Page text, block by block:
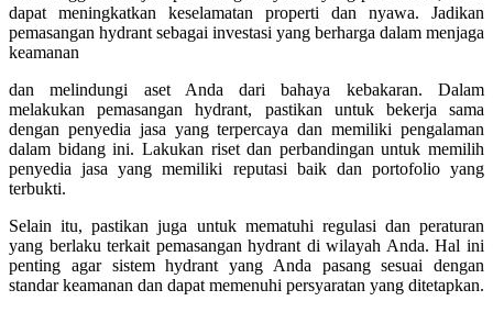
dapat meningkatkan keselamatan properti dan nyawa. Jadikan
pemasangan hydrant sebagai investasi yang berharga dalam menjaga
keamanan
dan melindungi aset Anda dari bahaya kebakaran. Dalam
melakukan pemasangan hydrant, pastikan untuk bekerja sama
dengan penyedia jasa yang terpercaya dan memiliki pengalaman
dalam bidang ini. Lakukan riset dan perbandingan untuk memilih
penyedia jasa yang memiliki reputasi baik dan portofolio yang
terbukti.
Selain itu, pastikan juga untuk mematuhi regulasi dan peraturan
yang berlaku terkait pemasangan hydrant di wilayah Anda. Hal ini
penting agar sistem hydrant yang Anda pasang sesuai dengan
standar keamanan dan dapat memenuhi persyaratan yang ditetapkan.